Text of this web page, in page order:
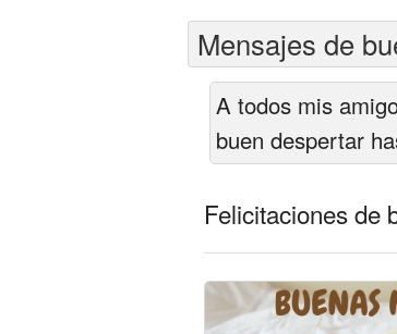
Mensajes de
A todos mis
buen despertar
Felicitaciones de